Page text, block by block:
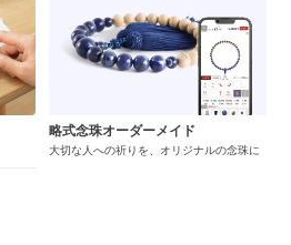
略式念珠オーダーメイド
大切な人への祈りを、オリジナルの念珠に